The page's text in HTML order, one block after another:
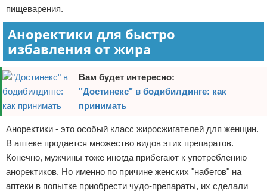
пищеварения.
Аноректики для быстро
избавления от жира
Вам будет интересно:
"Достинекс" в бодибилдинге: как
принимать
Аноректики - это особый класс жиросжигателей для женщин.
В аптеке продается множество видов этих препаратов.
Конечно, мужчины тоже иногда прибегают к употреблению
аноректиков. Но именно по причине женских "набегов" на
аптеки в попытке приобрести чудо-препараты, их сделали